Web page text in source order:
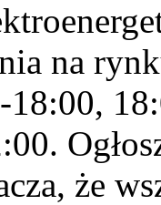
na
18:00,
że